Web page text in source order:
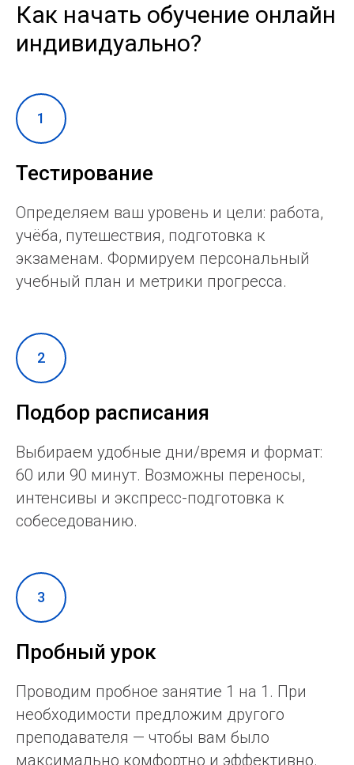
Как начать обучение онлайн
индивидуально?
Тестирование
Определяем ваш уровень и цели: работа,
учёба, путешествия, подготовка к
экзаменам. Формируем персональный
учебный план и метрики прогресса.
Подбор расписания
Выбираем удобные дни/время и формат:
60 или 90 минут. Возможны переносы,
интенсивы и экспресс-подготовка к
собеседованию.
Пробный урок
Проводим пробное занятие 1 на 1. При
необходимости предложим другого
преподавателя — чтобы вам было
максимально комфортно и эффективно.